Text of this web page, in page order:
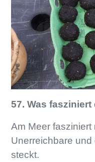
57. Was fasziniert
Am Meer
Unerreichbare
steckt.